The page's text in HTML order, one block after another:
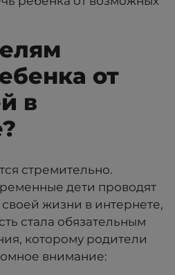
от
в
стремительно.
дети проводят
жизни в интернете,
стала обязательным
которому родители
внимание: